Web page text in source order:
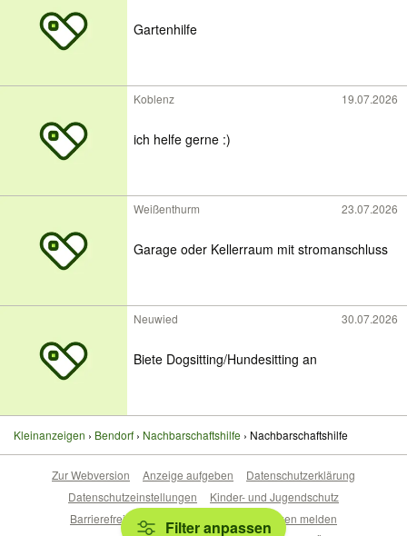
Gartenhilfe
Koblenz 19.07.2026
ich helfe gerne :)
Weißenthurm 23.07.2026
Garage oder Kellerraum mit stromanschluss
Neuwied 30.07.2026
Biete Dogsitting/Hundesitting an
Kleinanzeigen Bendorf Nachbarschaftshilfe Nachbarschaftshilfe
Filter anpassen
Zur Webversion Anzeige aufgeben
Datenschutzerklärung
Datenschutzeinstellungen
Kinder- und Jugendschutz
Barrierefreiheitserklärung
Sicherheitslücken melden